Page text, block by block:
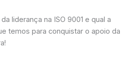
liderança na ISO 9001 e qual a
temos para conquistar o apoio da